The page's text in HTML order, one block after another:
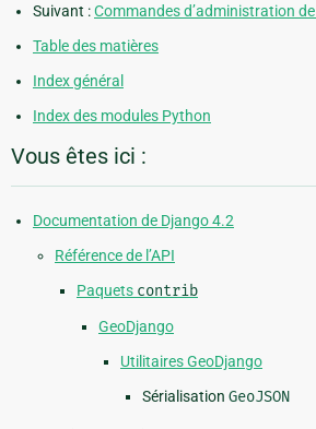
Suivant :Commandes d’administration
Table des matières
Index général
Index des modules Python
Vous êtes ici :
Documentation de Django 4.2
Référence de l’API
Paquets contrib
GeoDjango
Utilitaires GeoDjango
Sérialisation GeoJSON